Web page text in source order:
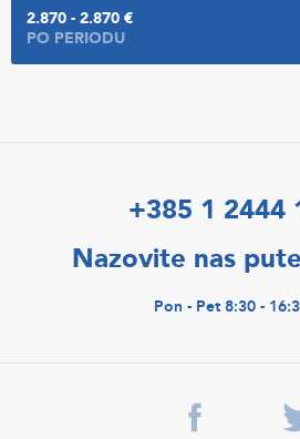
2.870 - 2.870 €
PO PERIODU
+385 1 2444
Nazovite nas
Pon - Pet 8:30 -